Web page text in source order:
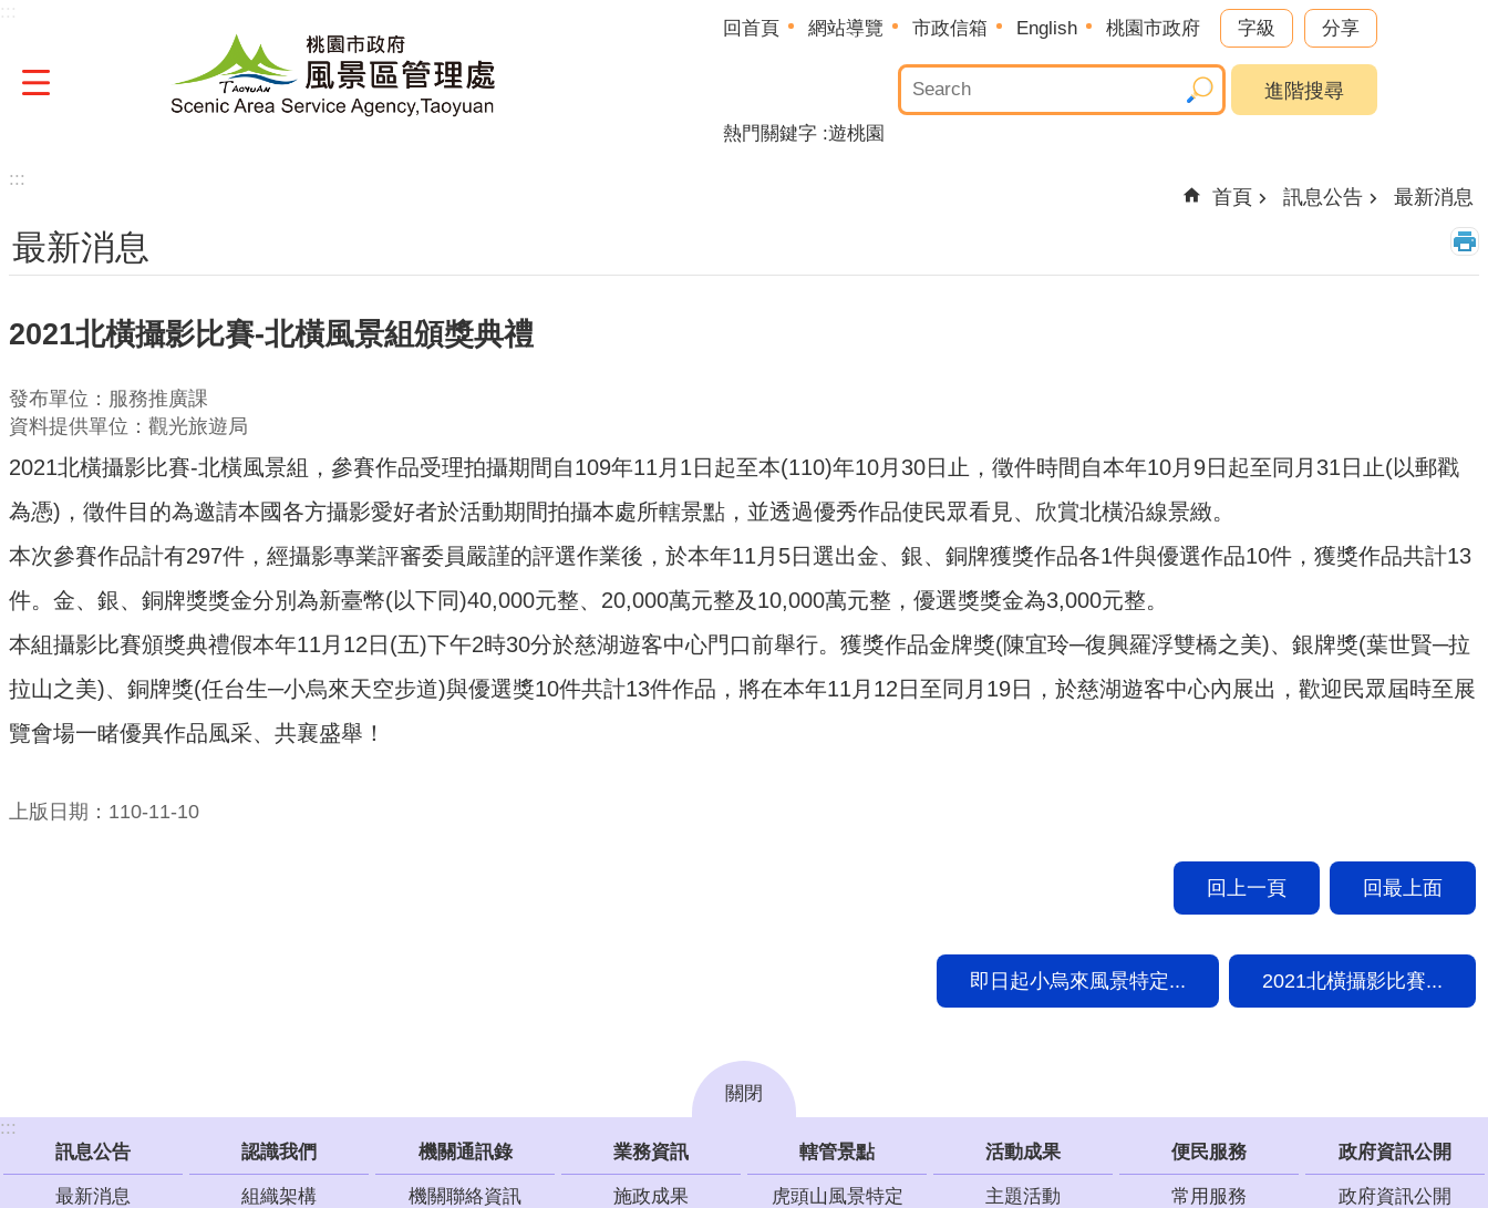
回首頁 網站導覽 市政信箱 English 桃園市政府 字級 分享
進階搜尋
熱門關鍵字 遊桃園
:::
首頁 訊息公告 最新消息
最新消息
2021北橫攝影比賽-北橫風景組頒獎典禮
發布單位：服務推廣課
資料提供單位：觀光旅遊局
2021北橫攝影比賽-北橫風景組，參賽作品受理拍攝期間自109年11月1日起至本(110)年10月30日止，徵件時間自本年10月9日起至同月31日止(以郵戳
為憑)，徵件目的為邀請本國各方攝影愛好者於活動期間拍攝本處所轄景點，並透過優秀作品使民眾看見、欣賞北橫沿線景緻。
本次參賽作品計有297件，經攝影專業評審委員嚴謹的評選作業後，於本年11月5日選出金、銀、銅牌獲獎作品各1件與優選作品10件，獲獎作品共計13
件。金、銀、銅牌獎獎金分別為新臺幣(以下同)40,000元整、20,000萬元整及10,000萬元整，優選獎獎金為3,000元整。
本組攝影比賽頒獎典禮假本年11月12日(五)下午2時30分於慈湖遊客中心門口前舉行。獲獎作品金牌獎(陳宜玲─復興羅浮雙橋之美)、銀牌獎(葉世賢─拉
拉山之美)、銅牌獎(任台生─小烏來天空步道)與優選獎10件共計13件作品，將在本年11月12日至同月19日，於慈湖遊客中心內展出，歡迎民眾屆時至展
覽會場一睹優異作品風采、共襄盛舉！
上版日期：110-11-10
回上一頁 回最上面
即日起小烏來風景特定... 2021北橫攝影比賽...
關閉
:::
訊息公告
最新消息
認識我們
組織架構
機關通訊錄
機關聯絡資訊
業務資訊
施政成果
轄管景點
虎頭山風景特定
活動成果
主題活動
便民服務
常用服務
政府資訊公開
政府資訊公開